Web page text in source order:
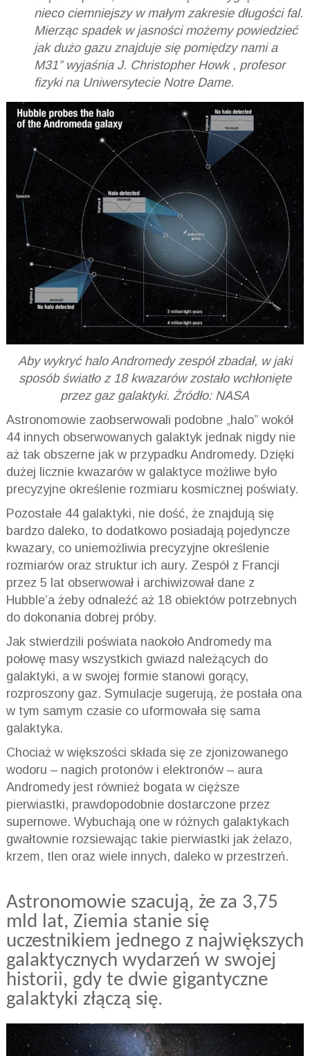
nieco ciemniejszy w małym zakresie długości fal.
Mierząc spadek w jasności możemy powiedzieć
jak dużo gazu znajduje się pomiędzy nami a
M31” wyjaśnia J. Christopher Howk , profesor
fizyki na Uniwersytecie Notre Dame.
Aby wykryć halo Andromedy zespół zbadał, w jaki
sposób światło z 18 kwazarów zostało wchłonięte
przez gaz galaktyki. Źródło: NASA
Astronomowie zaobserwowali podobne „halo” wokół
44 innych obserwowanych galaktyk jednak nigdy nie
aż tak obszerne jak w przypadku Andromedy. Dzięki
dużej licznie kwazarów w galaktyce możliwe było
precyzyjne określenie rozmiaru kosmicznej poświaty.
Pozostałe 44 galaktyki, nie dość, że znajdują się
bardzo daleko, to dodatkowo posiadają pojedyncze
kwazary, co uniemożliwia precyzyjne określenie
rozmiarów oraz struktur ich aury. Zespół z Francji
przez 5 lat obserwował i archiwizował dane z
Hubble’a żeby odnaleźć aż 18 obiektów potrzebnych
do dokonania dobrej próby.
Jak stwierdzili poświata naokoło Andromedy ma
połowę masy wszystkich gwiazd należących do
galaktyki, a w swojej formie stanowi gorący,
rozproszony gaz. Symulacje sugerują, że postała ona
w tym samym czasie co uformowała się sama
galaktyka.
Chociaż w większości składa się ze zjonizowanego
wodoru – nagich protonów i elektronów – aura
Andromedy jest również bogata w cięższe
pierwiastki, prawdopodobnie dostarczone przez
supernowe. Wybuchają one w różnych galaktykach
gwałtownie rozsiewając takie pierwiastki jak żelazo,
krzem, tlen oraz wiele innych, daleko w przestrzeń.
Astronomowie szacują, że za 3,75
mld lat, Ziemia stanie się
uczestnikiem jednego z największych
galaktycznych wydarzeń w swojej
historii, gdy te dwie gigantyczne
galaktyki złączą się.